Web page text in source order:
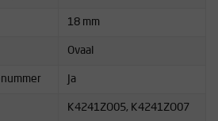
18 mm
Ovaal
Ja
K4241ZO05, K4241ZO07